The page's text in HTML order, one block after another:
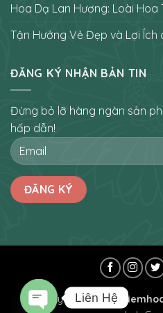
Hoa Dạ Lan Hương: Loài Hoa
Tận Hưởng Vẻ Đẹp và Lợi Ích
ĐĂNG KÝ NHẬN BẢN TIN
Đừng bỏ lỡ hàng ngàn sản
hấp dẫn!
Copyright 2026 ©
Liên Hệ